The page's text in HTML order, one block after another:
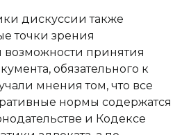
дискуссии также
точки зрения
возможности принятия
обязательного к
мнения том, что все
нормы содержатся
и Кодексе